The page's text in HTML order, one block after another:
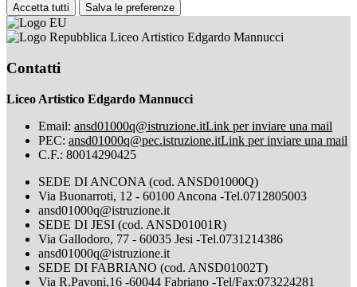
Accetta tutti Salva le preferenze
Liceo Artistico Edgardo Mannucci
Contatti
Liceo Artistico Edgardo Mannucci
Email: ansd01000q@istruzione.itLink per inviare una mail
PEC: ansd01000q@pec.istruzione.itLink per inviare una mail
C.F.: 80014290425
SEDE DI ANCONA (cod. ANSD01000Q)
Via Buonarroti, 12 - 60100 Ancona -Tel.0712805003
ansd01000q@istruzione.it
SEDE DI JESI (cod. ANSD01001R)
Via Gallodoro, 77 - 60035 Jesi -Tel.0731214386
ansd01000q@istruzione.it
SEDE DI FABRIANO (cod. ANSD01002T)
Via R.Pavoni,16 -60044 Fabriano -Tel/Fax:073224281